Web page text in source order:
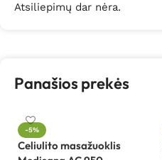
Atsiliepimų dar nėra.
Panašios prekės
-5%
Celiulito masažuoklis